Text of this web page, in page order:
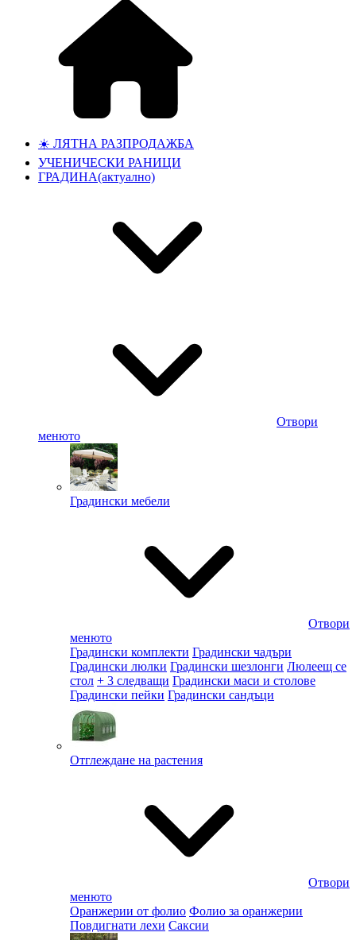
☀️ ЛЯТНА РАЗПРОДАЖБА
УЧЕНИЧЕСКИ РАНИЦИ
ГРАДИНА(актуално)
Отвори
менюто
Градински мебели
Отвори
менюто
Градински комплекти Градински чадъри
Градински люлки Градински шезлонги Люлеещ се
стол + 3 следващи Градински маси и столове
Градински пейки Градински сандъци
Отглеждане на растения
Отвори
менюто
Оранжерии от фолио Фолио за оранжерии
Повдигнати лехи Саксии